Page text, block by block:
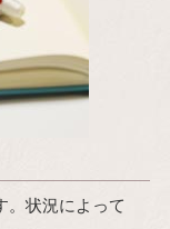
。状況によって